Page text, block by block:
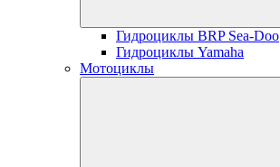
Гидроциклы BRP Sea-Doo
Гидроциклы Yamaha
Мотоциклы